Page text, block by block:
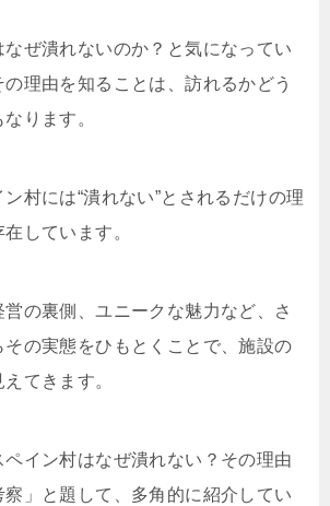
ぜ潰れないのか？と気になってい
理由を知ることは、訪れるかどう
ります。
村には“潰れない”とされるだけの理
しています。
の裏側、ユニークな魅力など、さ
その実態をひもとくことで、施設の
てきます。
ペイン村はなぜ潰れない？その理由
察」と題して、多角的に紹介してい